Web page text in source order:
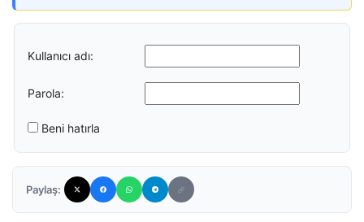
Kullanıcı adı:
Parola:
Beni hatırla
Paylaş: